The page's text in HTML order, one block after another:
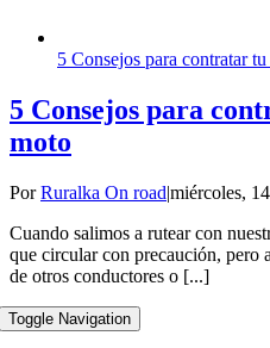
5 Consejos para contratar
5 Consejos para
moto
PorRuralka On road|miércoles,
Cuando salimos a rutear con
que circular con precaución, pero
de otros conductores o [...]
Toggle Navigation